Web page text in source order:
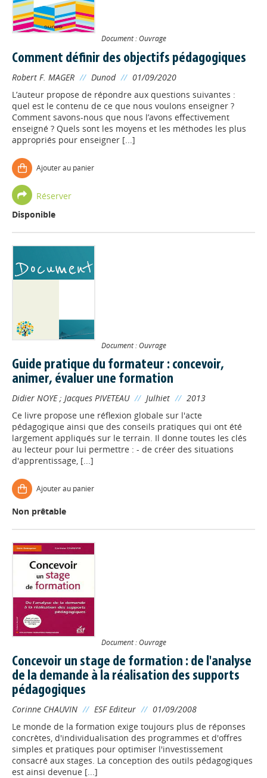
Document : Ouvrage
Comment définir des objectifs pédagogiques
Robert F. MAGER // Dunod // 01/09/2020
L’auteur propose de répondre aux questions suivantes :
quel est le contenu de ce que nous voulons enseigner ?
Comment savons-nous que nous l’avons effectivement
enseigné ? Quels sont les moyens et les méthodes les plus
appropriés pour enseigner [...]
Ajouter au panier
Réserver
Disponible
Document : Ouvrage
Guide pratique du formateur : concevoir,
animer, évaluer une formation
Didier NOYE; Jacques PIVETEAU // Julhiet // 2013
Ce livre propose une réflexion globale sur l'acte
pédagogique ainsi que des conseils pratiques qui ont été
largement appliqués sur le terrain. Il donne toutes les clés
au lecteur pour lui permettre : - de créer des situations
d'apprentissage, [...]
Ajouter au panier
Non prêtable
Document : Ouvrage
Concevoir un stage de formation : de l'analyse
de la demande à la réalisation des supports
pédagogiques
Corinne CHAUVIN // ESF Editeur // 01/09/2008
Le monde de la formation exige toujours plus de réponses
concrètes, d'individualisation des programmes et d'offres
simples et pratiques pour optimiser l'investissement
consacré aux stages. La conception des outils pédagogiques
est ainsi devenue [...]